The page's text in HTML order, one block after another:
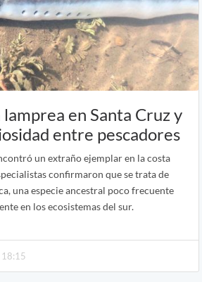
en Santa Cruz y
entre pescadores
un extraño ejemplar en la costa
confirmaron que se trata de
una especie ancestral poco frecuente
en los ecosistemas del sur.